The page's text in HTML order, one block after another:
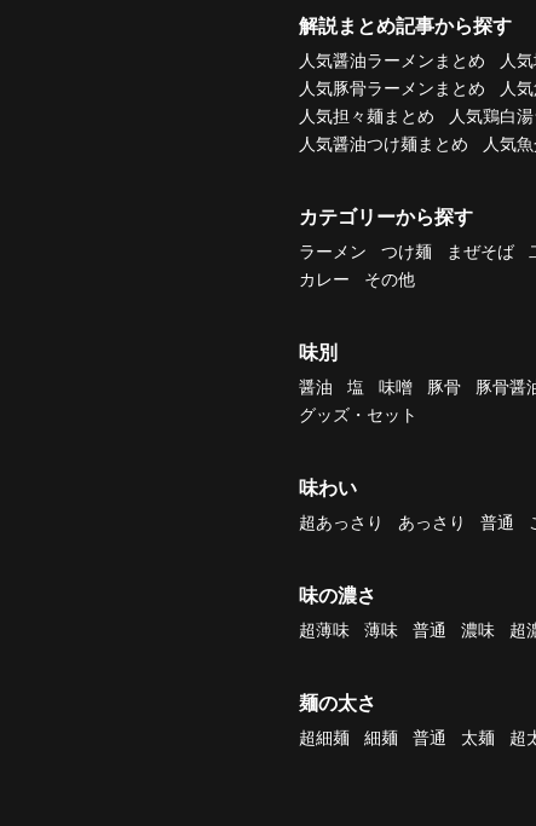
解説まとめ記事から探す
人気醤油ラーメンまとめ 人
人気豚骨ラーメンまとめ
人
人気担々麺まとめ
人気鶏白
人気醤油つけ麺まとめ
人気
カテゴリーから探す
ラーメン つけ麺 まぜそば
カレー
その他
味別
醤油 塩 味噌 豚骨 豚骨醤
グッズ・セット
味わい
超あっさり あっさり 普通
味の濃さ
超薄味 薄味 普通 濃味 超
麺の太さ
超細麺 細麺 普通 太麺 超